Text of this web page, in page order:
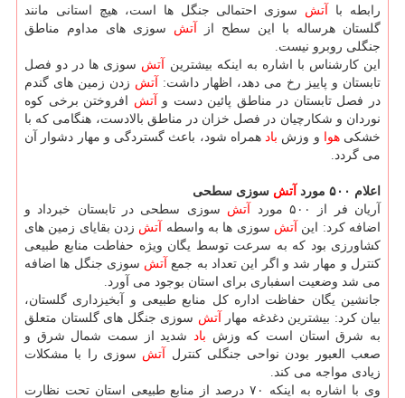
رابطه با آتش سوزی احتمالی جنگل ها است، هیچ استانی مانند
گلستان هرساله با این سطح از آتش سوزی های مداوم مناطق
جنگلی روبرو نیست.
این كارشناس با اشاره به اینكه بیشترین آتش سوزی ها در دو فصل
تابستان و پاییز رخ می دهد، اظهار داشت: آتش زدن زمین های گندم
در فصل تابستان در مناطق پائین دست و آتش افروختن برخی كوه
نوردان و شكارچیان در فصل خزان در مناطق بالادست، هنگامی كه با
خشكیهوا و وزش باد همراه شود، باعث گستردگی و مهار دشوار آن
می گردد.
اعلام ۵۰۰ مورد آتش سوزی سطحی
آریان فر از ۵۰۰ مورد
آتش سوزی سطحی در تابستان خبرداد و
اضافه كرد: این آتش سوزی ها به واسطه آتش زدن بقایای زمین های
كشاورزی بود كه به سرعت توسط یگان ویژه حفاطت منابع طبیعی
كنترل و مهار شد و اگر این تعداد به جمع آتش سوزی جنگل ها اضافه
می شد وضعیت اسفباری برای استان بوجود می آورد.
جانشین یگان حفاظت اداره كل منابع طبیعی و آبخیزداری گلستان،
بیان كرد: بیشترین دغدغه مهار آتش سوزی جنگل های گلستان متعلق
به شرق استان است كه وزش باد
شدید از سمت شمال شرق و
صعب العبور بودن نواحی جنگلی كنترل آتش سوزی را با مشكلات
زیادی مواجه می كند.
وی با اشاره به اینكه ۷۰ درصد از منابع طبیعی استان تحت نظارت